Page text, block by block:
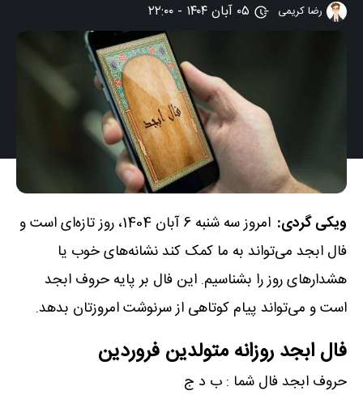
رضا کریمی
۰۵ آبان ۱۴۰۴ - ۲۲:۰۰
ویکی گردی:
امروز سه شنبه 6 آبان 1404، روز تازه‌ای است و
فال ابجد می‌تواند به ما کمک کند نشانه‌های خوب یا
هشدارهای روز را بشناسیم. این فال بر پایه حروف ابجد
است و می‌تواند پیام کوتاهی از سرنوشت امروزتان بدهد.
فال ابجد روزانه متولدین فروردین
حروف ابجد فال شما : ب د ج